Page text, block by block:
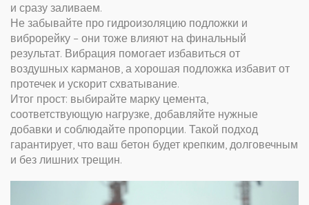
и сразу заливаем.
Не забывайте про гидроизоляцию подложки и
виброрейку – они тоже влияют на финальный
результат. Вибрация помогает избавиться от
воздушных карманов, а хорошая подложка избавит от
протечек и ускорит схватывание.
Итог прост: выбирайте марку цемента,
соответствующую нагрузке, добавляйте нужные
добавки и соблюдайте пропорции. Такой подход
гарантирует, что ваш бетон будет крепким, долговечным
и без лишних трещин.